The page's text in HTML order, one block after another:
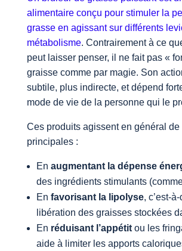
alimentaire conçu pour stimuler la
grasse en agissant sur différents
métabolisme. Contrairement à ce
peut laisser penser, il ne fait pas «
graisse comme par magie. Son
subtile, plus indirecte, et dépend
mode de vie de la personne qui le
Ces produits agissent en général de
principales :
En augmentant la dépense
des ingrédients stimulants
En favorisant la lipolyse, c’est-
libération des graisses stockées
En réduisant l’appétitou les
aide à limiter les apports